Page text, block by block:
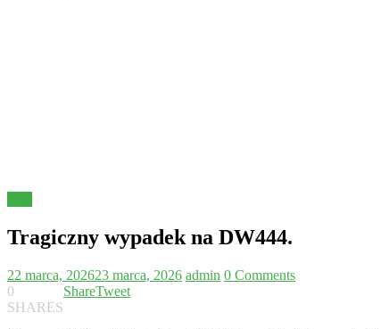
Tragiczny wypadek na DW444.
22 marca, 202623 marca, 2026 admin 0 Comments
0
SHARES
ShareTweet